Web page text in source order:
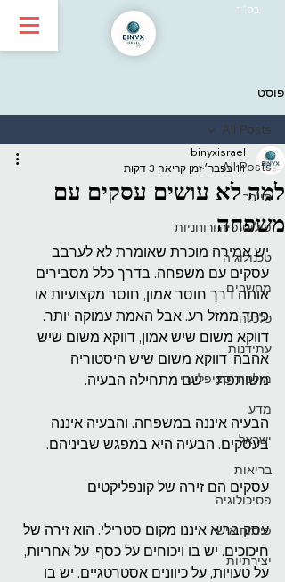
בס״ד
פוסט
All Posts
סייבר
פילוסופיה ורוחניות
טכנולוגיה
מחשבים
כלכלה
עתידנות
מולטידיסציפלינרי
מדע
ישראל
בריאות
פסיכולוגיה
פיתוח אישי
יצירתיות
All Posts
למה לא עושים עסקים עם
משפחה
binyxisrael
11 בפבר׳
זמן קריאה 3 דקות
יש אמירה מוכרת שאומרת לא לערבב
עסקים עם משפחה. בדרך כלל מסבירים
אותה דרך חוסר אמון, חוסר מקצועיות או
פחד ממזל רע. אבל האמת עמוקה יותר.
דווקא משום שיש אמון, דווקא משום שיש
אהבה, דווקא משום שיש היסטוריה
משותפת – שם מתחילה הבעיה.
הבעיה איננה במשפחה. והבעיה איננה
בעסקים. הבעיה היא במפגש שביניהם.
עסקים הם זירה של קונפליקטים
עסק בריא איננו מקום סטרילי. הוא זירה של
חיכוכים. יש בו ויכוחים על כסף, על אחריות,
על טעויות, על כיוונים אסטרטגיים. יש בו